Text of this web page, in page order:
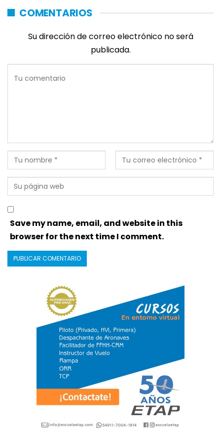
COMENTARIOS
Su dirección de correo electrónico no será
publicada.
Save my name, email, and website in this
browser for the next time I comment.